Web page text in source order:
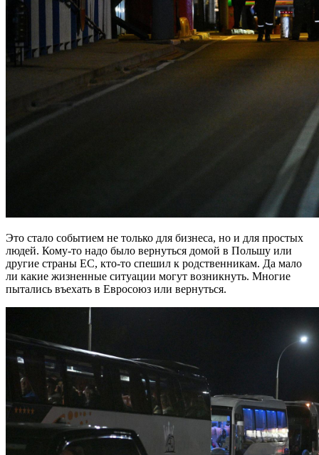
Это стало событием не только для бизнеса, но и для простых
людей. Кому-то надо было вернуться домой в Польшу или
другие страны ЕС, кто-то спешил к родственникам. Да мало
ли какие жизненные ситуации могут возникнуть. Многие
пытались въехать в Евросоюз или вернуться.